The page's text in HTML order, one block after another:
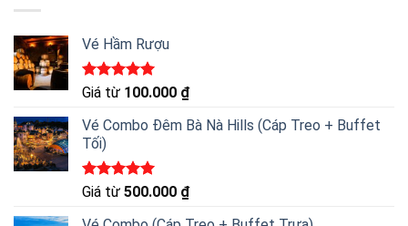
Vé Hầm Rượu
Được xếp
5 sao
Giá từ 100.000 ₫
Vé Combo Đêm Bà Nà Hills (Cáp Treo + Buffet
Tối)
Được xếp
5 sao
Giá từ 500.000 ₫